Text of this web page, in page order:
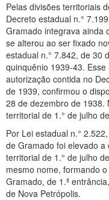
Pelas divisões territoriais
Decreto estadual n.°
Gramado integrava ainda
se alterou ao ser fixado
estadual n.° 7.842, de 30
quinquênio 1939-43.
autorização contida no
de 1939, confirmou o
28 de dezembro de 1938.
territorial de 1.° de julho
Por Lei estadual n.°
de Gramado foi elevado
territorial de 1.° de julho
mesmo nome, formando
Gramado, de 1.ª
de Nova Petrópolis.